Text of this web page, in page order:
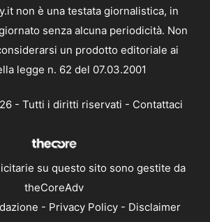
non è una testata giornalistica, in
senza alcuna periodicità. Non
un prodotto editoriale ai
legge n. 62 del 07.03.2001
- Tutti i diritti riservati - Contattaci
su questo sito sono gestite da
theCoreAdv
- Privacy Policy - Disclaimer